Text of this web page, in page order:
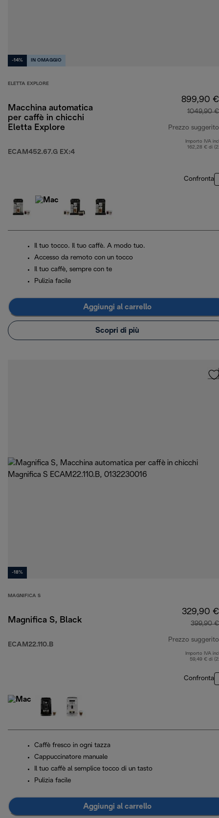
-14% IN OMAGGIO
ELETTA EXPLORE
Macchina automatica
per caffè in chicchi
Eletta Explore
ECAM452.67.G EX:4
899,90 €
1049,90 €
Prezzo suggerito
Importo IVA
162,28 € di
Confronta
Il tuo tocco. Il tuo caffè. A modo tuo.
Accesso da remoto con un tocco
Il tuo caffè, sempre con te
Pulizia facile
Aggiungi al carrello
Scopri di più
-18%
MAGNIFICA S
Magnifica S, Black
ECAM22.110.B
329,90 €
399,90 €
Prezzo suggerito
Importo IVA
59,49 € di
Confronta
Caffè fresco in ogni tazza
Cappuccinatore manuale
Il tuo caffè al semplice tocco di un tasto
Pulizia facile
Aggiungi al carrello